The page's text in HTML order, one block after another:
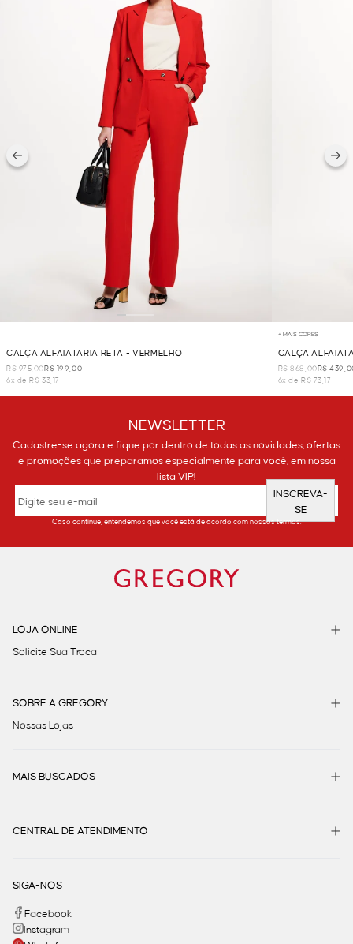
CALÇA ALFAIATARIA RETA - VERMELHO
R$ 975,00R$ 199,00
6x de R$ 33,17
+ MAIS CORES
CALÇA
R$ 868,00R$
6x de R$ 73,17
NEWSLETTER
Cadastre-se agora e fique por dentro de todas as novidades, ofertas
e promoções que preparamos especialmente para você, em nossa
lista VIP!
INSCREVA-
SE
Caso continue, entendemos que você está de acordo com nossos termos.
LOJA ONLINE
Solicite Sua Troca
SOBRE A GREGORY
Nossas Lojas
MAIS BUSCADOS
CENTRAL DE ATENDIMENTO
SIGA-NOS
Facebook
Instagram